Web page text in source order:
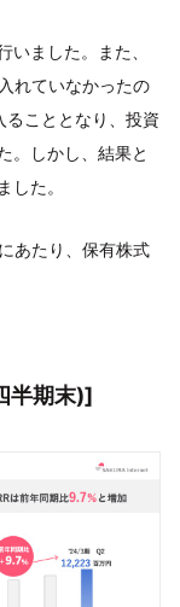
ました。また、
れていなかったの
こととなり、投資
。しかし、結果と
した。
あたり、保有株式
半期末)]